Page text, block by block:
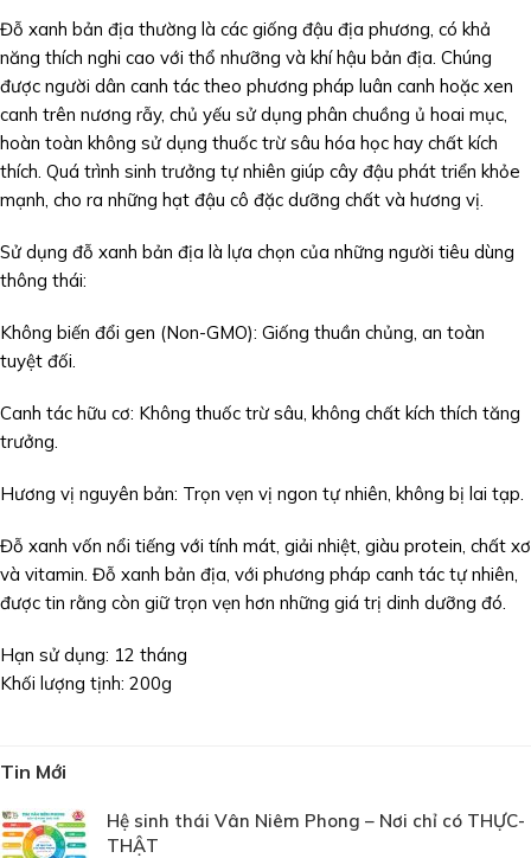
Đỗ xanh bản địa thường là các giống đậu địa phương, có khả
năng thích nghi cao với thổ nhưỡng và khí hậu bản địa. Chúng
được người dân canh tác theo phương pháp luân canh hoặc xen
canh trên nương rẫy, chủ yếu sử dụng phân chuồng ủ hoai mục,
hoàn toàn không sử dụng thuốc trừ sâu hóa học hay chất kích
thích. Quá trình sinh trưởng tự nhiên giúp cây đậu phát triển khỏe
mạnh, cho ra những hạt đậu cô đặc dưỡng chất và hương vị.
Sử dụng đỗ xanh bản địa là lựa chọn của những người tiêu dùng
thông thái:
Không biến đổi gen (Non-GMO): Giống thuần chủng, an toàn
tuyệt đối.
Canh tác hữu cơ: Không thuốc trừ sâu, không chất kích thích tăng
trưởng.
Hương vị nguyên bản: Trọn vẹn vị ngon tự nhiên, không bị lai tạp.
Đỗ xanh vốn nổi tiếng với tính mát, giải nhiệt, giàu protein, chất xơ
và vitamin. Đỗ xanh bản địa, với phương pháp canh tác tự nhiên,
được tin rằng còn giữ trọn vẹn hơn những giá trị dinh dưỡng đó.
Hạn sử dụng: 12 tháng
Khối lượng tịnh: 200g
Tin Mới
Hệ sinh thái Vân Niêm Phong – Nơi chỉ có THỰC-
THẬT